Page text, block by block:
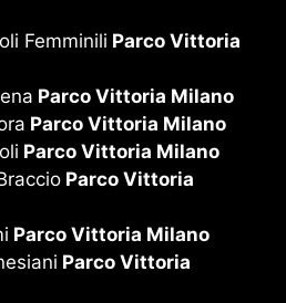
Femminili Parco Vittoria
Parco Vittoria Milano
Parco Vittoria Milano
Parco Vittoria Milano
Parco Vittoria
Parco Vittoria Milano
Parco Vittoria